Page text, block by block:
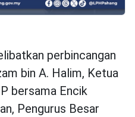
perbincangan
bin A. Halim, Ketua
bersama Encik
Pengurus Besar